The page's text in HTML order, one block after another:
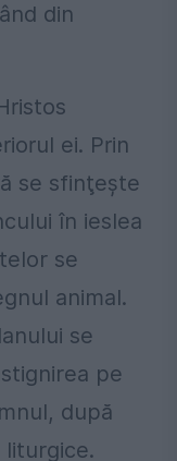
din
ei. Prin
se sfinţeşte
în ieslea
se
animal.
se
pe
după